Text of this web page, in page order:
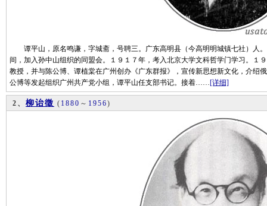
谭平山，原名鸣谦，字城斋，号聘三。广东高明县（今高明明城镇七社）人
间，加入孙中山组织的同盟会。１９１７年，考入北京大学文科哲学门学习。１
教授，并与陈公博、谭植棠在广州创办《广东群报》，宣传新思想新文化，介绍
公博等发起组织广州共产党小组，谭平山任支部书记。接着……[详细]
2、 柳诒徵 ( 1880 ～ 1956)